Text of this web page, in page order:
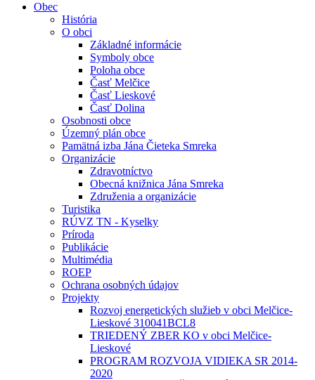
Obec
História
O obci
Základné informácie
Symboly obce
Poloha obce
Časť Melčice
Časť Lieskové
Časť Dolina
Osobnosti obce
Územný plán obce
Pamätná izba Jána Čieteka Smreka
Organizácie
Zdravotníctvo
Obecná knižnica Jána Smreka
Združenia a organizácie
Turistika
RÚVZ TN - Kyselky
Príroda
Publikácie
Multimédia
ROEP
Ochrana osobných údajov
Projekty
Rozvoj energetických služieb v obci Melčice-
Lieskové 310041BCL8
TRIEDENÝ ZBER KO v obci Melčice-
Lieskové
PROGRAM ROZVOJA VIDIEKA SR 2014-
2020